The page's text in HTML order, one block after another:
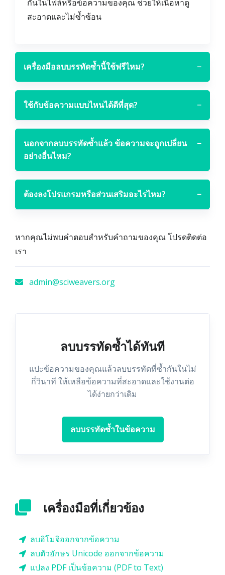
กันในไฟล์หรือข้อความของคุณ ช่วยให้เนื้อหาดู
สะอาดและไม่ซ้ำซ้อน
เครื่องมือลบบรรทัดซ้ำนี้ใช้ฟรีไหม? −
ใช้กับข้อความแบบไหนได้ดีที่สุด? −
นอกจากลบบรรทัดซ้ำแล้ว ข้อความจะถูกเปลี่ยน
อย่างอื่นไหม?
−
ต้องลงโปรแกรมหรือส่วนเสริมอะไรไหม? −
หากคุณไม่พบคำตอบสำหรับคำถามของคุณ โปรดติดต่อ
เรา
admin@sciweavers.org
ลบบรรทัดซ้ำได้ทันที
แปะข้อความของคุณแล้วลบบรรทัดที่ซ้ำกันในไม่
กี่วินาที ให้เหลือข้อความที่สะอาดและใช้งานต่อ
ได้ง่ายกว่าเดิม
ลบบรรทัดซ้ำในข้อความ
เครื่องมือที่เกี่ยวข้อง
ลบอิโมจิออกจากข้อความ
ลบตัวอักษร Unicode ออกจากข้อความ
แปลง PDF เป็นข้อความ (PDF to Text)